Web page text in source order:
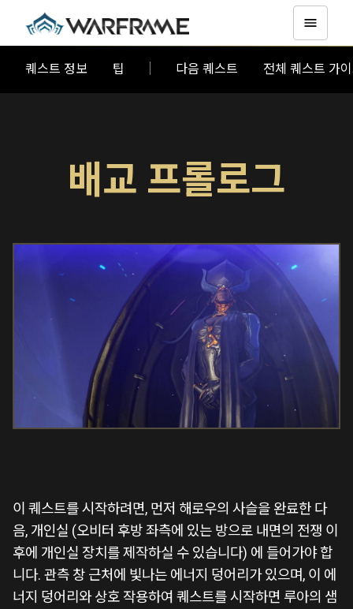
퀘스트 정보 팁 다음 퀘스트 전체 퀘스트 가
배교 프롤로그
이 퀘스트를 시작하려면, 먼저 해로우의 사슬을 완료한 다
음, 개인실 (오비터 후방 좌측에 있는 방으로 내면의 전쟁 이
후에 개인실 장치를 제작하실 수 있습니다) 에 들어가야 합
니다. 관측 창 근처에 빛나는 에너지 덩어리가 있으며, 이 에
너지 덩어리와 상호 작용하여 퀘스트를 시작하면 루아의 샘